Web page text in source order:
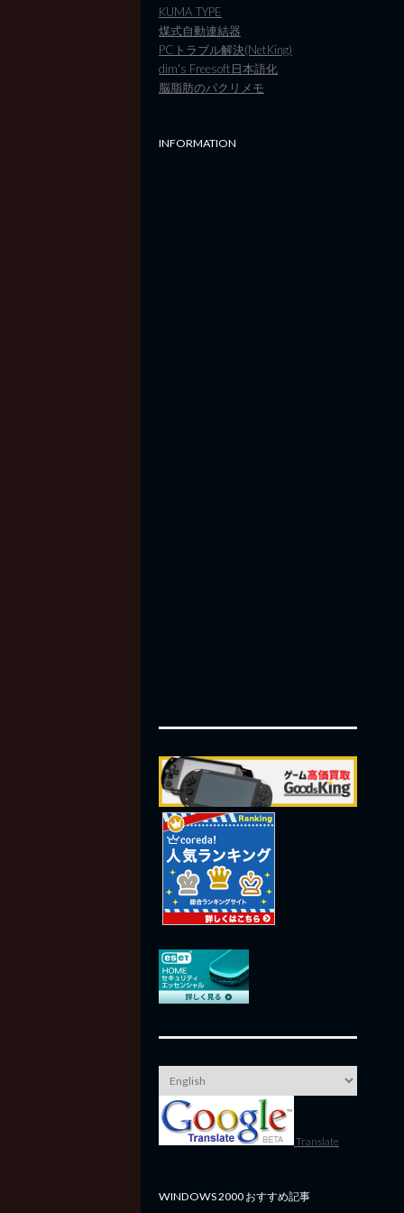
KUMA TYPE
煤式自動連結器
PCトラブル解決(NetKing)
dim's Freesoft日本語化
脳脂肪のパクリメモ
INFORMATION
Translate
WINDOWS 2000 おすすめ記事